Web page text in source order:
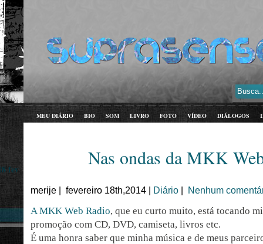
MEU DIÁRIO BIO SOM LIVRO FOTO VÍDEO DIÁLOGOS
Nas ondas da MKK
fev
merije | fevereiro 18th,2014 | Diário Nenhum
A MKK Web Radio, que eu curto muito, está tocando
promoção com CD, DVD, camiseta, livros etc.
É uma honra saber que minha música e de meus